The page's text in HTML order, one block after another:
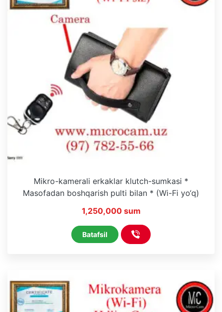
Mikro-kamerali erkaklar klutch-sumkasi *
Masofadan boshqarish pulti bilan * (Wi-Fi yo‘q)
1,250,000 sum
Batafsil